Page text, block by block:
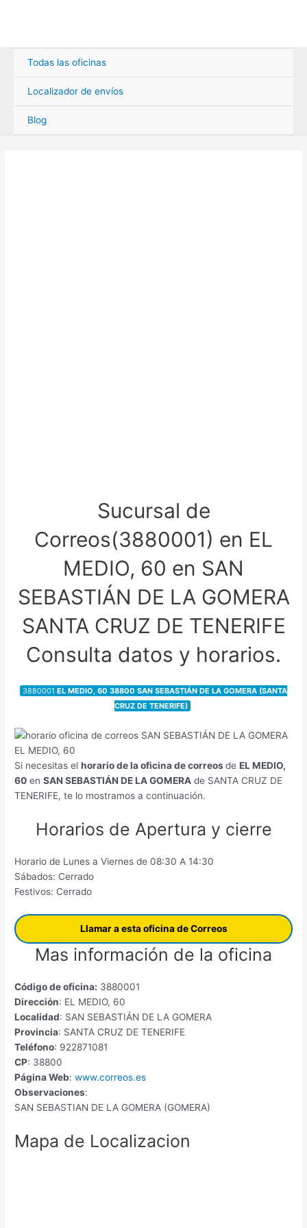
Todas las oficinas
Localizador de envíos
Blog
Sucursal de
Correos(3880001) en EL
MEDIO, 60 en SAN
SEBASTIÁN DE LA GOMERA
SANTA CRUZ DE TENERIFE
Consulta datos y horarios.
3880001 EL MEDIO, 60 38800 SAN SEBASTIÁN DE LA GOMERA (SANTA
CRUZ DE TENERIFE)
Si necesitas elhorario de la oficina de correosdeEL MEDIO,
60 enSAN SEBASTIÁN DE LA GOMERA de SANTA CRUZ DE
TENERIFE, te lo mostramos a continuación.
Horarios de Apertura y cierre
Horario de Lunes a Viernes de 08:30 A 14:30
Sábados: Cerrado
Festivos: Cerrado
Llamar a esta oficina de Correos
Mas información de la oficina
Código de oficina: 3880001
Dirección: EL MEDIO, 60
Localidad: SAN SEBASTIÁN DE LA GOMERA
Provincia: SANTA CRUZ DE TENERIFE
Teléfono: 922871081
CP: 38800
Página Web: www.correos.es
Observaciones:
SAN SEBASTIAN DE LA GOMERA (GOMERA)
Mapa de Localizacion